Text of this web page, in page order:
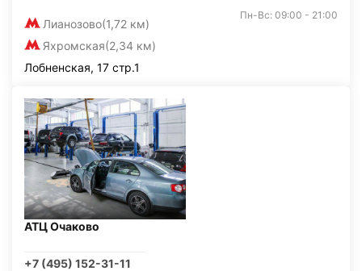
Лианозово(1,72 км)
Яхромская(2,34 км)
Пн-Вс: 09:00 - 21:00
Лобненская, 17 стр.1
АТЦ Очаково
+7 (495) 152-31-11